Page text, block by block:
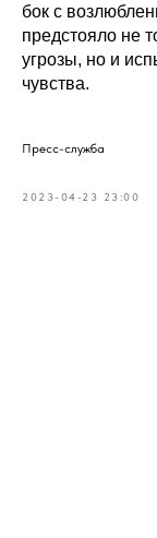
бок с
предстояло не
угрозы, но и
чувства.
Пресс-служба
2023-04-23 23:00